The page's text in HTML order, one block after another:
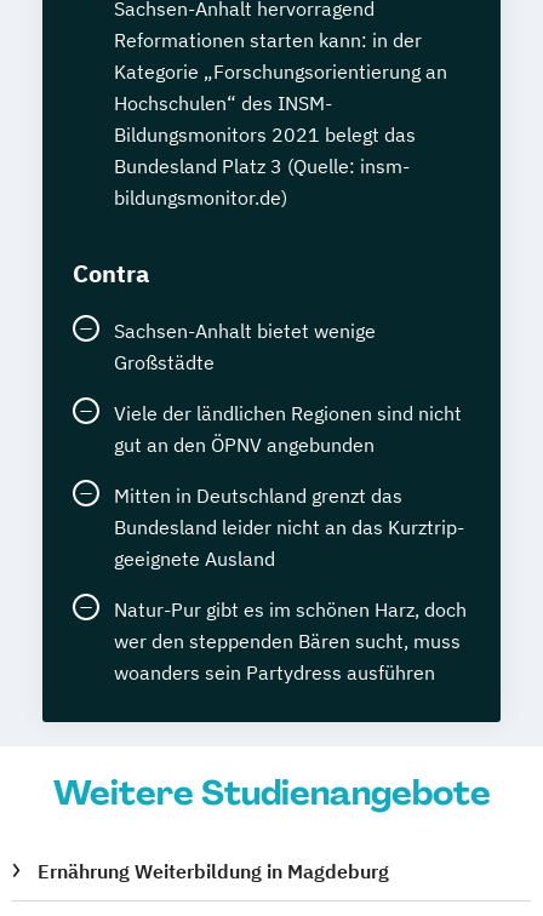
Sachsen-Anhalt hervorragend
Reformationen starten kann: in der
Kategorie „Forschungsorientierung an
Hochschulen“ des INSM-
Bildungsmonitors 2021 belegt das
Bundesland Platz 3 (Quelle: insm-
bildungsmonitor.de)
Contra
Sachsen-Anhalt bietet wenige
Großstädte
Viele der ländlichen Regionen sind nicht
gut an den ÖPNV angebunden
Mitten in Deutschland grenzt das
Bundesland leider nicht an das Kurztrip-
geeignete Ausland
Natur-Pur gibt es im schönen Harz, doch
wer den steppenden Bären sucht, muss
woanders sein Partydress ausführen
Weitere Studienangebote
Ernährung Weiterbildung in Magdeburg